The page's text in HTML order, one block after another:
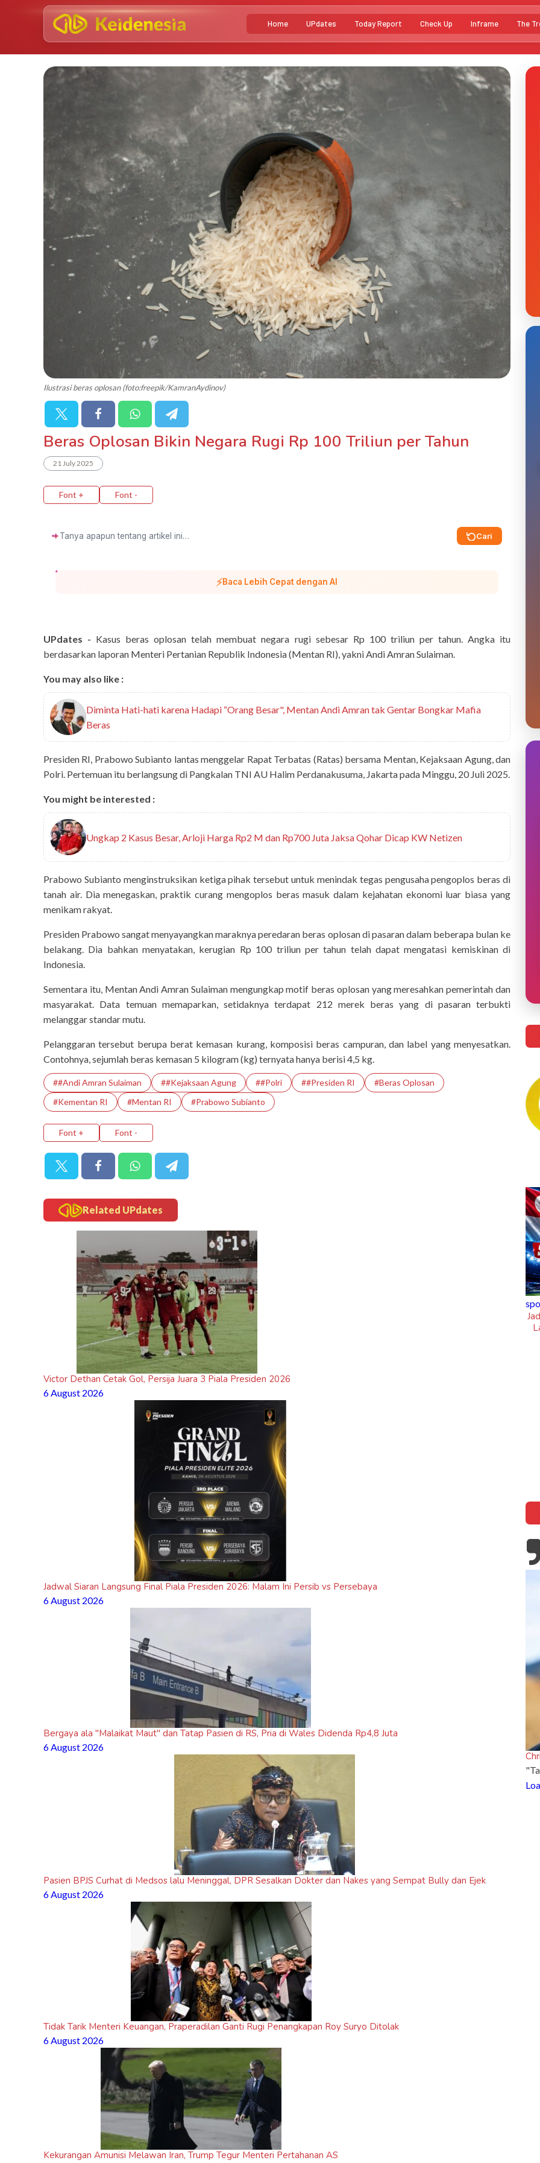
Home UPdates Today Report Check Up Inframe The
Ilustrasi beras oplosan (foto:freepik/KamranAydinov)
Beras Oplosan Bikin Negara Rugi Rp 100 Triliun per Tahun
21 July 2025
Font + Font -
✦ Cari
⚡Baca Lebih Cepat dengan AI
UPdates - Kasus beras oplosan telah membuat negara rugi sebesar Rp 100 triliun per tahun. Angka itu
berdasarkan laporan Menteri Pertanian Republik Indonesia (Mentan RI), yakni Andi Amran Sulaiman.
You may also like :
Diminta Hati-hati karena Hadapi “Orang Besar", Mentan Andi Amran tak Gentar Bongkar Mafia
Beras
Presiden RI, Prabowo Subianto lantas menggelar Rapat Terbatas (Ratas) bersama Mentan, Kejaksaan Agung, dan
Polri. Pertemuan itu berlangsung di Pangkalan TNI AU Halim Perdanakusuma, Jakarta pada Minggu, 20 Juli 2025.
You might be interested :
Ungkap 2 Kasus Besar, Arloji Harga Rp2 M dan Rp700 Juta Jaksa Qohar Dicap KW Netizen
Prabowo Subianto menginstruksikan ketiga pihak tersebut untuk menindak tegas pengusaha pengoplos beras di
tanah air. Dia menegaskan, praktik curang mengoplos beras masuk dalam kejahatan ekonomi luar biasa yang
menikam rakyat.
Presiden Prabowo sangat menyayangkan maraknya peredaran beras oplosan di pasaran dalam beberapa bulan ke
belakang. Dia bahkan menyatakan, kerugian Rp 100 triliun per tahun telah dapat mengatasi kemiskinan di
Indonesia.
Sementara itu, Mentan Andi Amran Sulaiman mengungkap motif beras oplosan yang meresahkan pemerintah dan
masyarakat. Data temuan memaparkan, setidaknya terdapat 212 merek beras yang di pasaran terbukti
melanggar standar mutu.
Pelanggaran tersebut berupa berat kemasan kurang, komposisi beras campuran, dan label yang menyesatkan.
Contohnya, sejumlah beras kemasan 5 kilogram (kg) ternyata hanya berisi 4,5 kg.
##Andi Amran Sulaiman ##Kejaksaan Agung ##Polri ##Presiden RI
#Beras Oplosan
#Kementan RI
#Mentan RI #prabowo Subianto
Font + Font -
Related UPdates
Victor Dethan Cetak Gol, Persija Juara 3 Piala Presiden 2026
6 August 2026
Jadwal Siaran Langsung Final Piala Presiden 2026: Malam Ini Persib vs Persebaya
6 August 2026
Bergaya ala "Malaikat Maut" dan Tatap Pasien di RS, Pria di Wales Didenda Rp4,8 Juta
6 August 2026
Pasien BPJS Curhat di Medsos lalu Meninggal, DPR Sesalkan Dokter dan Nakes yang Sempat Bully dan Ejek
6 August 2026
Tidak Tarik Menteri Keuangan, Praperadilan Ganti Rugi Penangkapan Roy Suryo Ditolak
6 August 2026
Kekurangan Amunisi Melawan Iran, Trump Tegur Menteri Pertahanan AS
today-report
Menteri Lingkungan Hidup Puji
Pembenahan TPA Tamangapa Makassar
Jadwal Siaran Langsung Piala AFF 2026: